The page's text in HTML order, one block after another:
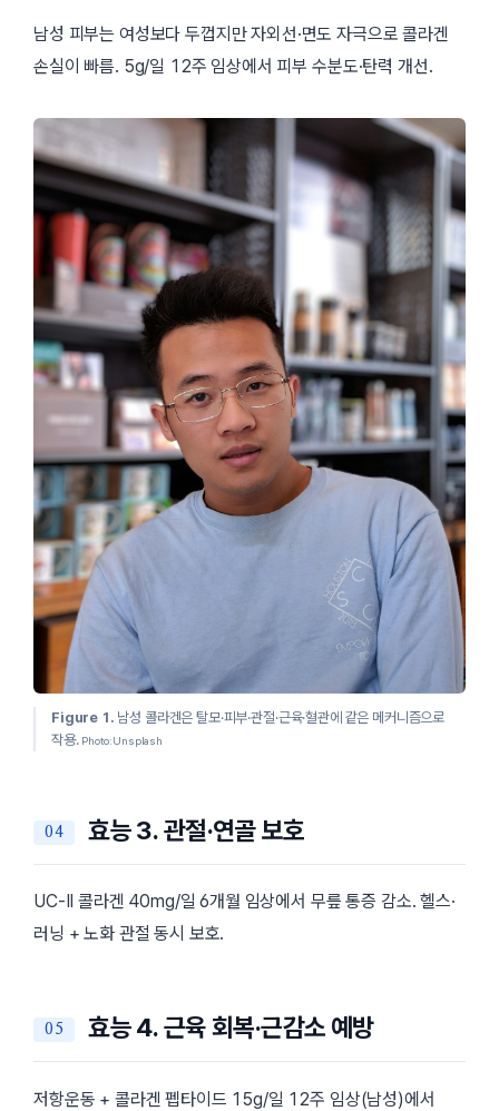
남성 피부는 여성보다 두껍지만 자외선·면도 자극으로 콜라겐
손실이 빠름. 5g/일 12주 임상에서 피부 수분도·탄력 개선.
Figure 1. 남성 콜라겐은 탈모·피부·관절·근육·혈관에 같은 메커니즘으로
작용. Photo: Unsplash
효능 3. 관절·연골 보호
UC-II 콜라겐 40mg/일 6개월 임상에서 무릎 통증 감소. 헬스·
러닝 + 노화 관절 동시 보호.
효능 4. 근육 회복·근감소 예방
저항운동 + 콜라겐 펩타이드 15g/일 12주 임상(남성)에서